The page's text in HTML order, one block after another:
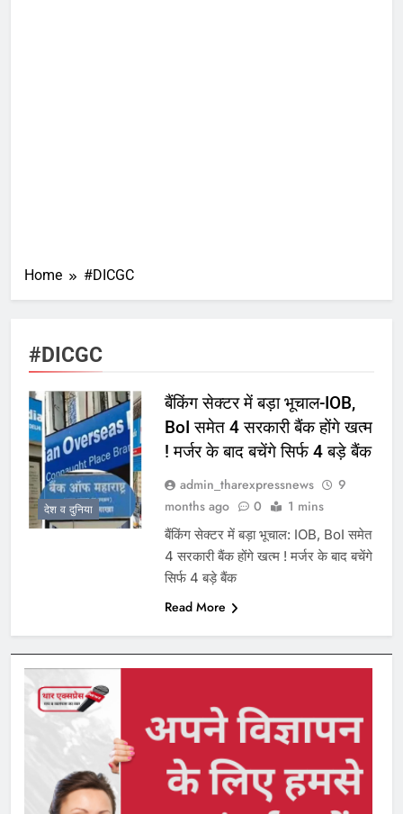
Home #DICGC
#DICGC
देश व दुनिया
बैंकिंग सेक्टर में बड़ा भूचाल-IOB,
BoI समेत 4 सरकारी बैंक होंगे खत्म
! मर्जर के बाद बचेंगे सिर्फ 4 बड़े बैंक
admin_tharexpressnews
9
months ago
0 1 mins
बैंकिंग सेक्टर में बड़ा भूचाल: IOB, BoI समेत
4 सरकारी बैंक होंगे खत्म ! मर्जर के बाद बचेंगे
सिर्फ 4 बड़े बैंक
Read More